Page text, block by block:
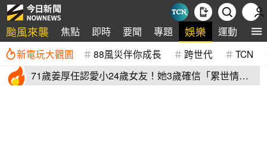
颱風來襲 焦點 即時 要聞 專題 娛樂 運動 全
新電玩大觀園 88風災伴你成長 跨世代 TCN
71歲姜厚任認愛小24歲女友！她3歲確信「累世情